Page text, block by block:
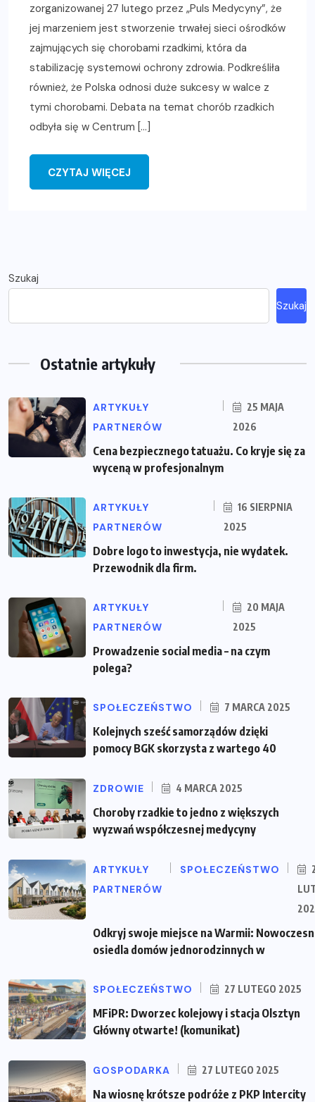
zorganizowanej 27 lutego przez „Puls Medycyny”, że
jej marzeniem jest stworzenie trwałej sieci ośrodków
zajmujących się chorobami rzadkimi, która da
stabilizację systemowi ochrony zdrowia. Podkreśliła
również, że Polska odnosi duże sukcesy w walce z
tymi chorobami. Debata na temat chorób rzadkich
odbyła się w Centrum […]
CZYTAJ WIĘCEJ
Szukaj
Szukaj
Ostatnie artykuły
ARTYKUŁY
PARTNERÓW
25 MAJA
2026
Cena bezpiecznego tatuażu. Co kryje się za
wyceną w profesjonalnym
ARTYKUŁY
PARTNERÓW
16 SIERPNIA
2025
Dobre logo to inwestycja, nie wydatek.
Przewodnik dla firm.
ARTYKUŁY
PARTNERÓW
20 MAJA
2025
Prowadzenie social media – na czym
polega?
SPOŁECZEŃSTWO 7 MARCA 2025
Kolejnych sześć samorządów dzięki
pomocy BGK skorzysta z wartego 40
ZDROWIE 4 MARCA 2025
Choroby rzadkie to jedno z większych
wyzwań współczesnej medycyny
ARTYKUŁY
PARTNERÓW
SPOŁECZEŃSTWO
Odkryj swoje miejsce na Warmii:
osiedla domów jednorodzinnych w
SPOŁECZEŃSTWO 27 LUTEGO 2025
MFiPR: Dworzec kolejowy i stacja Olsztyn
Główny otwarte! (komunikat)
GOSPODARKA 27 LUTEGO 2025
Na wiosnę krótsze podróże z PKP Intercity